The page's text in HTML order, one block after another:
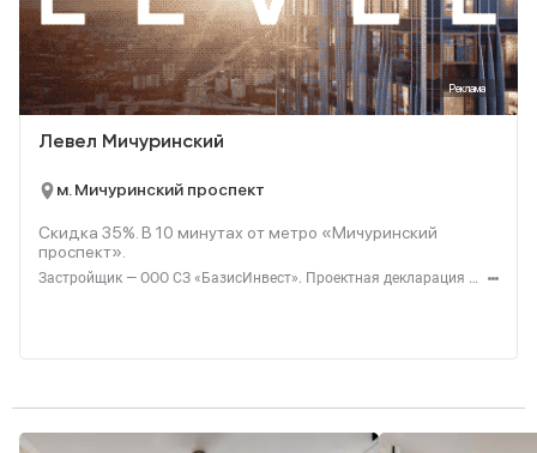
Реклама
Левел Мичуринский
м. Мичуринский проспект
Скидка 35%. В 10 минутах от метро «Мичуринский
проспект».
Застройщик — ООО СЗ «БазисИнвест». Проектная декларация — наш.дом.рф. Акция до 31.08.2026. Не оферта. Подробности — level.ru